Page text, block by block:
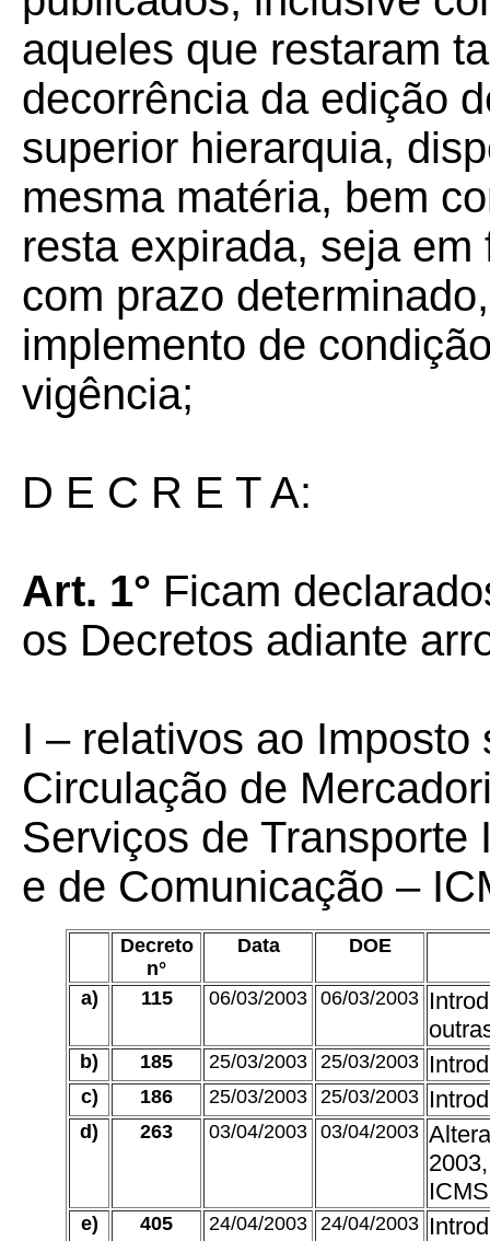
aqueles que restaram
decorrência da edição
superior hierarquia,
mesma matéria, bem
resta expirada, seja
com prazo
implemento de
vigência;
D E C R E T A:
Art. 1° Ficam
os Decretos adiante
I – relativos ao
Circulação de
Serviços de
e de Comunicação –
Decreto
n°
Data DOE
a) 115 06/03/2003 06/03/2003
b) 185 25/03/2003 25/03/2003
c) 186 25/03/2003 25/03/2003
d) 263 03/04/2003 03/04/2003
e) 405 24/04/2003 24/04/2003